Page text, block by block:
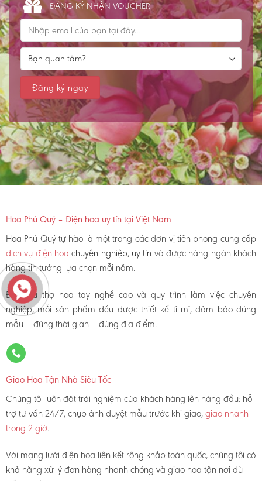
ĐĂNG KÝ NHẬN VOUCHER
Hoa Phú Quý – Điện hoa uy tín tại Việt Nam
Hoa Phú Quý tự hào là một trong các đơn vị tiên phong cung cấp
dịch vụ điện hoachuyên nghiệp, uy tín và được hàng ngàn khách
hàng tin tưởng lựa chọn mỗi năm.
Đội ngũ thợ hoa tay nghề cao và quy trình làm việc chuyên
nghiệp, mỗi sản phẩm đều được thiết kế tỉ mỉ, đảm bảo đúng
mẫu – đúng thời gian – đúng địa điểm.
Giao Hoa Tận Nhà Siêu Tốc
Chúng tôi luôn đặt trải nghiệm của khách hàng lên hàng đầu: hỗ
trợ tư vấn 24/7, chụp ảnh duyệt mẫu trước khi giao,giao nhanh
trong 2 giờ.
Với mạng lưới điện hoa liên kết rộng khắp toàn quốc, chúng tôi có
khả năng xử lý đơn hàng nhanh chóng và giao hoa tận nơi dù